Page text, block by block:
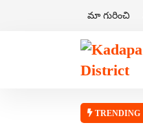
మా గురించి
TRENDING